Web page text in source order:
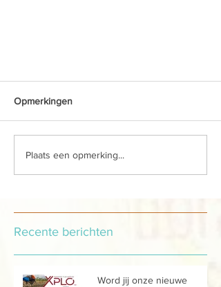
Opmerkingen
Plaats een opmerking...
Recente berichten
Word jij onze nieuwe